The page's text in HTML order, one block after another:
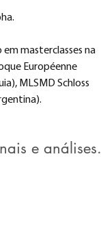
masterclasses na
Européenne
MLSMD Schloss
e análises.